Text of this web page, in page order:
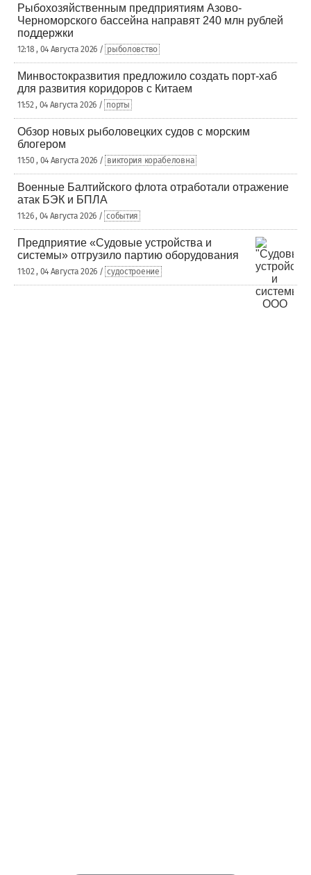
Рыбохозяйственным предприятиям Азово-
Черноморского бассейна направят 240 млн рублей
поддержки
12:18 , 04 Августа 2026 / рыболовство
Минвостокразвития предложило создать порт-хаб
для развития коридоров с Китаем
11:52 , 04 Августа 2026 / порты
Обзор новых рыболовецких судов с морским
блогером
11:50 , 04 Августа 2026 / виктория корабеловна
Военные Балтийского флота отработали отражение
атак БЭК и БПЛА
11:26 , 04 Августа 2026 / события
Предприятие «Судовые устройства и
системы» отгрузило партию оборудования
11:02 , 04 Августа 2026 / судостроение